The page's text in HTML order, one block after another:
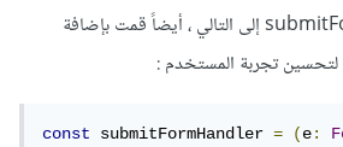
قم بتغيير submitFormHandler إلى التالي ، أيضاً قمت بإضافة
لتحسين تجربة المستخدم
const submitFormHandler = (e: